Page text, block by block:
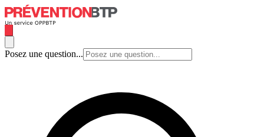
Posez une question...